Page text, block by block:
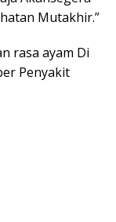
Mutakhir.”
rasa ayam Di
Penyakit